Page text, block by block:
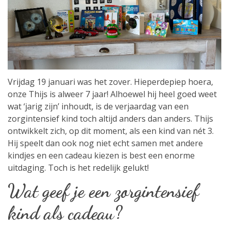
Vrijdag 19 januari was het zover. Hieperdepiep hoera,
onze Thijs is alweer 7 jaar! Alhoewel hij heel goed weet
wat ‘jarig zijn’ inhoudt, is de verjaardag van een
zorgintensief kind toch altijd anders dan anders. Thijs
ontwikkelt zich, op dit moment, als een kind van nét 3.
Hij speelt dan ook nog niet echt samen met andere
kindjes en een cadeau kiezen is best een enorme
uitdaging. Toch is het redelijk gelukt!
Wat geef je een zorgintensief
kind als cadeau?